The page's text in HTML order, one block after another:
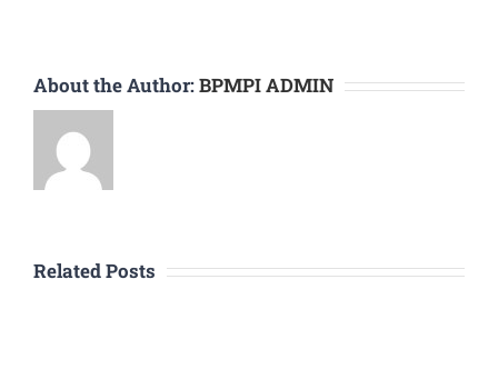
About the Author:BPMPI ADMIN
Related Posts